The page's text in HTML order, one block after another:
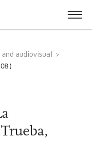
and audiovisual